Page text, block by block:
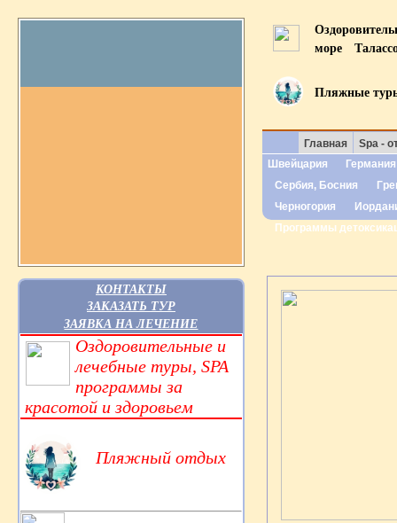
КОНТАКТЫ
ЗАКАЗАТЬ ТУР
ЗАЯВКА НА ЛЕЧЕНИЕ
Оздоровительные и
лечебные туры, SPA
программы за
красотой и здоровьем
Пляжный отдых
море
Пляжные
Главная
Spa -
Швейцария
Германия
Сербия, Босния
Черногория
Программы